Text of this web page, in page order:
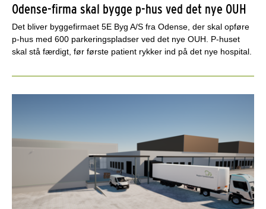
Odense-firma skal bygge p-hus ved det nye OUH
Det bliver byggefirmaet 5E Byg A/S fra Odense, der skal opføre
p-hus med 600 parkeringspladser ved det nye OUH. P-huset
skal stå færdigt, før første patient rykker ind på det nye hospital.